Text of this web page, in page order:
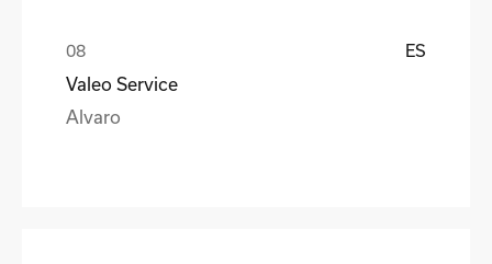
ES
Valeo Service
Alvaro